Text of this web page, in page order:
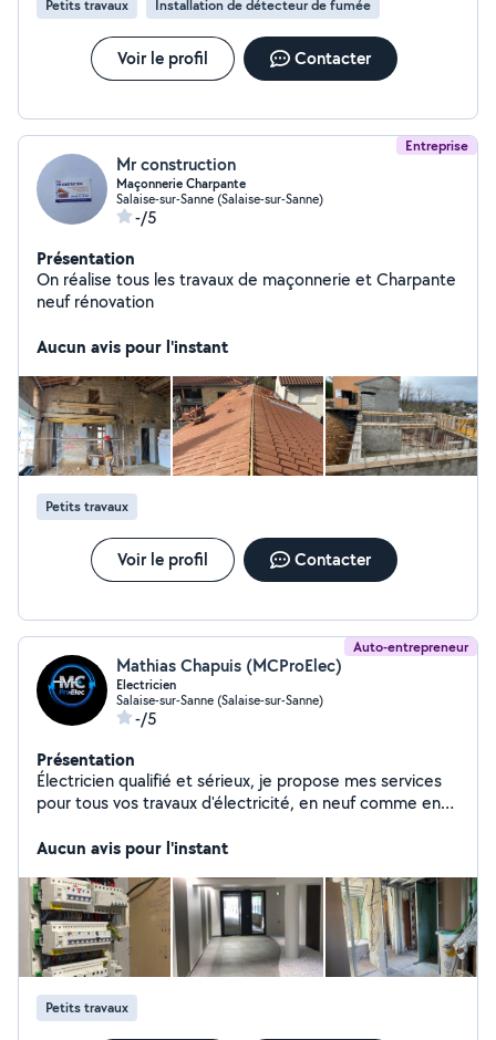
Petits travaux Installation de détecteur de fumée
Voir le profil Contacter
Entreprise
Mr construction
Maçonnerie Charpante
Salaise-sur-Sanne (Salaise-sur-Sanne)
-/5
Présentation
On réalise tous les travaux de maçonnerie et Charpante
neuf rénovation
Aucun avis pour l'instant
Petits travaux
Voir le profil Contacter
Auto-entrepreneur
Mathias Chapuis (MCProElec)
Electricien
Salaise-sur-Sanne (Salaise-sur-Sanne)
-/5
Présentation
Électricien qualifié et sérieux, je propose mes services
pour tous vos travaux d'électricité, en neuf comme en
remplacement de prises, interrupteurs et luminaires *
aux normes des installations * Installation de tableaux
électriques * Raccordement d'appareils électriques *
Petits travaux et maintenance Je suis ponctuel,
soigneux et à l'écoute de vos besoins. Mon objectif est
de fournir un travail de qualité, réalisé dans le respect
des normes de sécurité et des délais convenus.
Aucun avis pour l'instant
Petits travaux